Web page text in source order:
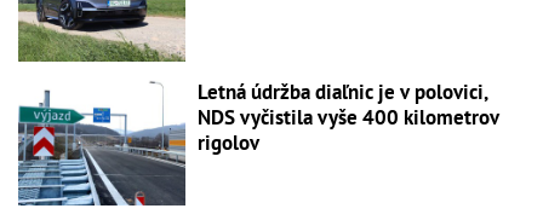
Letná údržba diaľnic je v polovici,
NDS vyčistila vyše 400 kilometrov
rigolov